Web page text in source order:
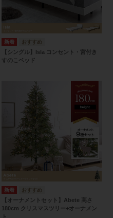
【シングル】Isla コンセント・宮付き
すのこベッド
【オーナメントセット】Abete 高さ
180cm クリスマスツリー+オーナメン
ト